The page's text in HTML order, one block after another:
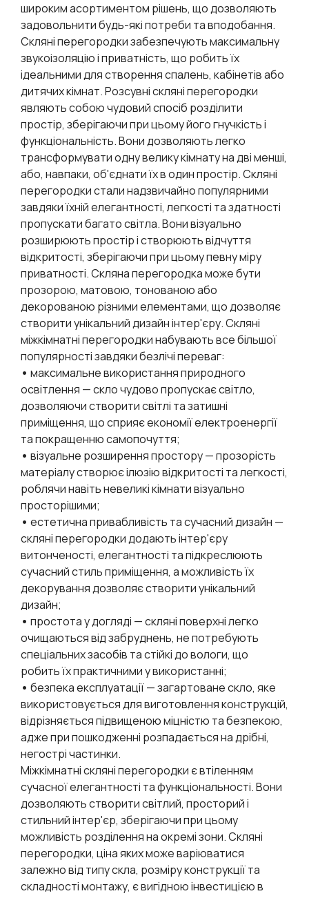
широким асортиментом рішень, що дозволяють
задовольнити будь-які потреби та вподобання.
Скляні перегородки забезпечують максимальну
звукоізоляцію і приватність, що робить їх
ідеальними для створення спалень, кабінетів або
дитячих кімнат. Розсувні скляні перегородки
являють собою чудовий спосіб розділити
простір, зберігаючи при цьому його гнучкість і
функціональність. Вони дозволяють легко
трансформувати одну велику кімнату на дві менші,
або, навпаки, об'єднати їх в один простір. Скляні
перегородки стали надзвичайно популярними
завдяки їхній елегантності, легкості та здатності
пропускати багато світла. Вони візуально
розширюють простір і створюють відчуття
відкритості, зберігаючи при цьому певну міру
приватності. Скляна перегородка може бути
прозорою, матовою, тонованою або
декорованою різними елементами, що дозволяє
створити унікальний дизайн інтер'єру. Скляні
міжкімнатні перегородки набувають все більшої
популярності завдяки безлічі переваг:
• максимальне використання природного
освітлення — скло чудово пропускає світло,
дозволяючи створити світлі та затишні
приміщення, що сприяє економії електроенергії
та покращенню самопочуття;
• візуальне розширення простору — прозорість
матеріалу створює ілюзію відкритості та легкості,
роблячи навіть невеликі кімнати візуально
просторішими;
• естетична привабливість та сучасний дизайн —
скляні перегородки додають інтер'єру
витонченості, елегантності та підкреслюють
сучасний стиль приміщення, а можливість їх
декорування дозволяє створити унікальний
дизайн;
• простота у догляді — скляні поверхні легко
очищаються від забруднень, не потребують
спеціальних засобів та стійкі до вологи, що
робить їх практичними у використанні;
• безпека експлуатації — загартоване скло, яке
використовується для виготовлення конструкцій,
відрізняється підвищеною міцністю та безпекою,
адже при пошкодженні розпадається на дрібні,
негострі частинки.
Міжкімнатні скляні перегородки є втіленням
сучасної елегантності та функціональності. Вони
дозволяють створити світлий, просторий і
стильний інтер'єр, зберігаючи при цьому
можливість розділення на окремі зони. Скляні
перегородки, ціна яких може варіюватися
залежно від типу скла, розміру конструкції та
складності монтажу, є вигідною інвестицією в